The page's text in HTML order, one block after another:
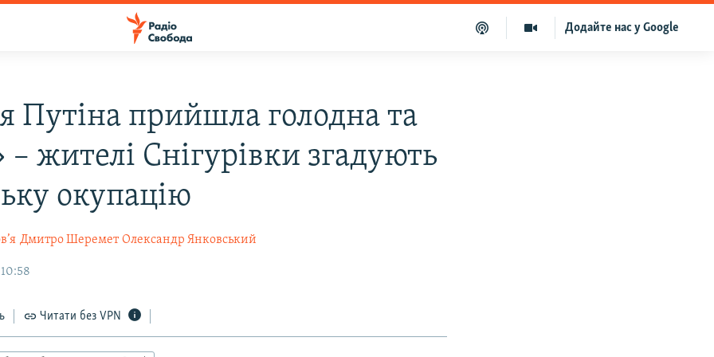
Додайте нас у Google
Путіна прийшла голодна та
– жителі Снігурівки згадують
окупацію
Дмитро Шеремет Олександр Янковський
Читати без VPN